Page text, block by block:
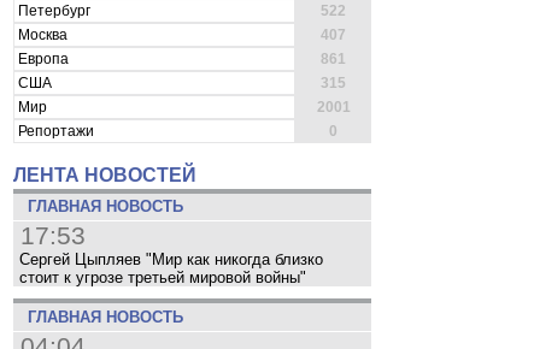
Петербург
522
Москва
407
Европа
861
США
315
Мир
2001
Репортажи
0
ЛЕНТА НОВОСТЕЙ
ГЛАВНАЯ НОВОСТЬ
17:53
Сергей Цыпляев "Мир как никогда близко
стоит к угрозе третьей мировой войны"
ГЛАВНАЯ НОВОСТЬ